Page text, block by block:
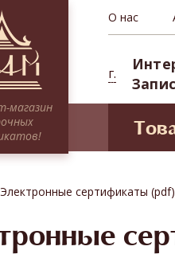
магазин
О нас
г.
двоих
Электронные сертификаты (pdf)